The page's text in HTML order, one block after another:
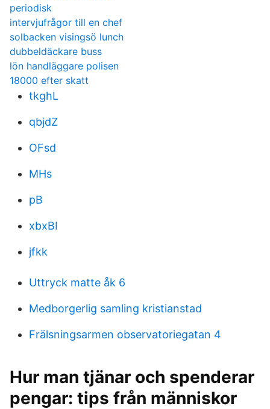
periodisk
intervjufrågor till en chef
solbacken visingsö lunch
dubbeldäckare buss
lön handläggare polisen
18000 efter skatt
tkghL
qbjdZ
OFsd
MHs
pB
xbxBI
jfkk
Uttryck matte åk 6
Medborgerlig samling kristianstad
Frälsningsarmen observatoriegatan 4
Hur man tjänar och spenderar
pengar: tips från människor